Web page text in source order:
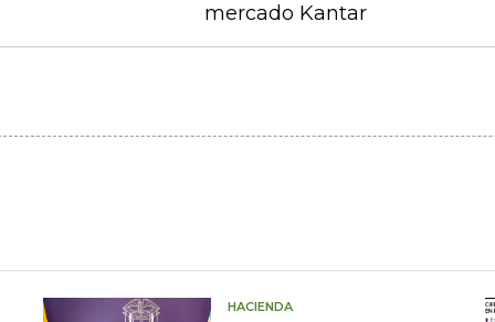
mercado Kantar
HACIENDA